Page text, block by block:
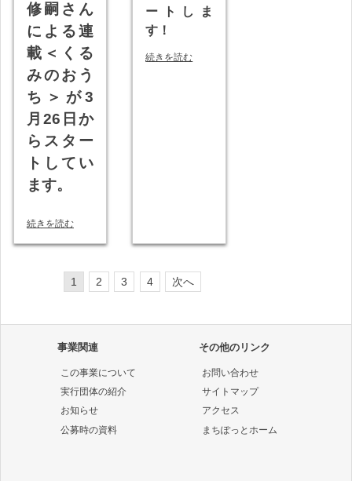
修嗣さん
による連
載＜くる
みのおう
ち＞が3
月26日か
らスター
トしてい
ます。
続きを読む
ートしま
す！
続きを読む
1 2 3 4 次へ
事業関連
この事業について
実行団体の紹介
お知らせ
公募時の資料
その他のリンク
お問い合わせ
サイトマップ
アクセス
まちぽっとホーム